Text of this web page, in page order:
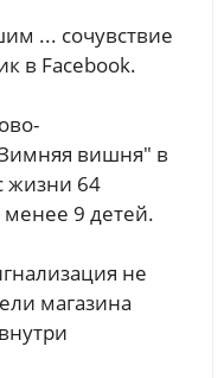
... сочувствие
в Facebook.
вишня" в
жизни 64
менее 9 детей.
не
магазина